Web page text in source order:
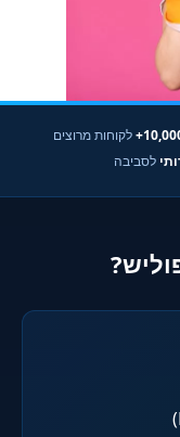
לקוחות מרוצים
לסביבה